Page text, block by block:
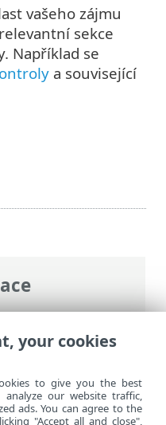
ESET Cloud
v ESET Cloud
vašeho zájmu
sekce
Například se
a související
your cookies
to give you the best
analyze our website traffic,
ads. You can agree to the
"Accept all and close",